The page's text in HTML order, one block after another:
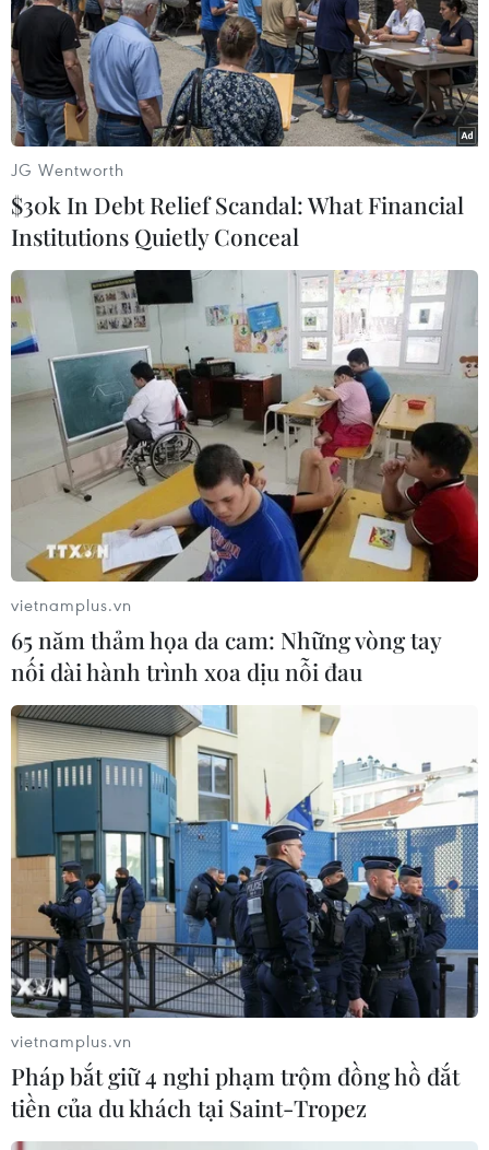
Hải Phòng: Cháy lớn tại siêu thị điện máy,
ngọn lửa bao trùm toàn bộ căn nhà
20/02/2024 02:12
Đến 8 giờ ngày 20/2, lực lượng chức năng vẫn đang
khẩn cấp chữa cháy tại Siêu thị điện máy Văn Hiền (xã
Tú Sơn, huyện Kiến Thụy, thành phố Hải Phòng) và chưa
có thống kê về thiệt hại.
JG Wentworth
$30k In Debt Relief Scandal: What Financial
Institutions Quietly Conceal
vietnamplus.vn
65 năm thảm họa da cam: Những vòng tay
nối dài hành trình xoa dịu nỗi đau
vietnamplus.vn
Pháp bắt giữ 4 nghi phạm trộm đồng hồ đắt
tiền của du khách tại Saint-Tropez